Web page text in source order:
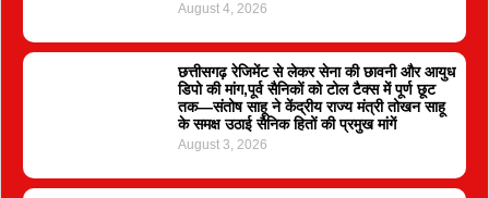
August 4, 2026
छत्तीसगढ़ रेजिमेंट से लेकर सेना की छावनी और आयुध
डिपो की मांग,पूर्व सैनिकों को टोल टैक्स में पूर्ण छूट
तक—संतोष साहू ने केंद्रीय राज्य मंत्री तोखन साहू
के समक्ष उठाई सैनिक हितों की प्रमुख मांगें
August 3, 2026